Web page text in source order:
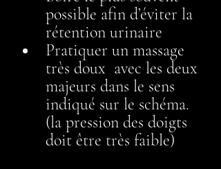
possible afin d’éviter la
rétention urinaire
Pratiquer un massage
très doux  avec les deux
majeurs dans le sens
indiqué sur le schéma.
(la pression des doigts
doit être très faible)